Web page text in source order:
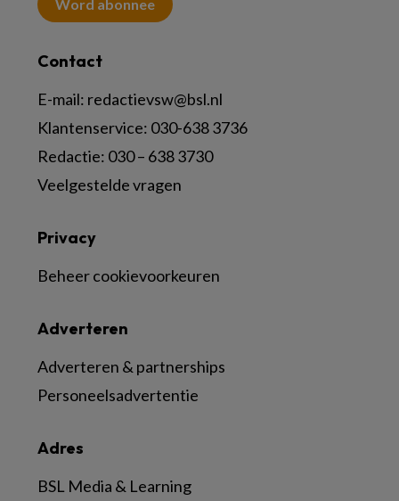
Word abonnee
Contact
E-mail: redactievsw@bsl.nl
Klantenservice: 030-638 3736
Redactie: 030 – 638 3730
Veelgestelde vragen
Adres
BSL Media & Learning
Adverteren
Adverteren & partnerships
Personeelsadvertentie
Privacy
Beheer cookievoorkeuren